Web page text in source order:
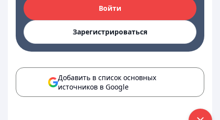
Войти
Зарегистрироваться
Добавить в список основных
источников в Google